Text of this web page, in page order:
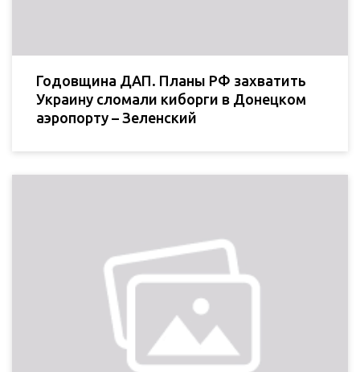
Годовщина ДАП. Планы РФ захватить
Украину сломали киборги в Донецком
аэропорту – Зеленский